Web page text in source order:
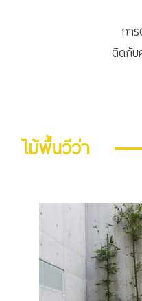
การติดตั้งโดยใช้
ติดกับคอนกรีตที่ขั
ไม้พื้นวีว่า